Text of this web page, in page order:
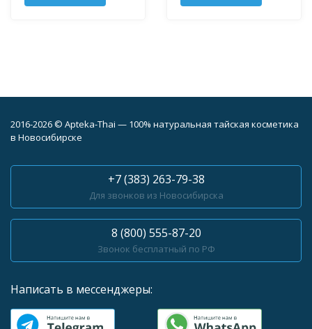
2016-2026 © Apteka-Thai — 100% натуральная тайская косметика
в Новосибирске
+7 (383) 263-79-38
Для звонков из Новосибирска
8 (800) 555-87-20
Звонок бесплатный по РФ
Написать в мессенджеры: